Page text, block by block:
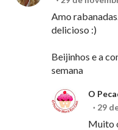
Amo
delicioso :)
Beijinhos e a
semana
O
29
Muito